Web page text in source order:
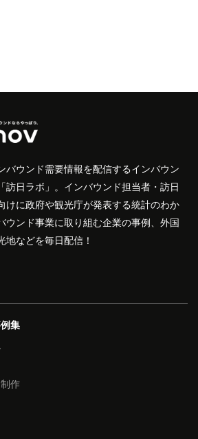
バウンド需要情報を配信するインバウン
訪日ラボ」。インバウンド担当者・訪日
けに政府や観光庁が発表する統計のわか
ウンド事業に取り組む企業の事例、外国
地などを毎日配信！
集
作